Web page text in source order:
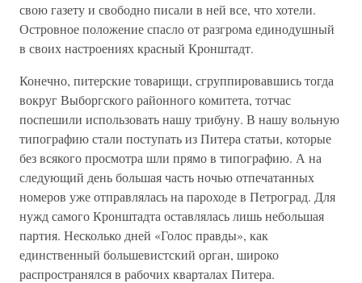
свою газету и свободно писали в ней все, что хотели.
Островное положение спасло от разгрома единодушный
в своих настроениях красный Кронштадт.
Конечно, питерские товарищи, сгруппировавшись тогда
вокруг Выборгского районного комитета, тотчас
поспешили использовать нашу трибуну. В нашу вольную
типографию стали поступать из Питера статьи, которые
без всякого просмотра шли прямо в типографию. А на
следующий день большая часть ночью отпечатанных
номеров уже отправлялась на пароходе в Петроград. Для
нужд самого Кронштадта оставлялась лишь небольшая
партия. Несколько дней «Голос правды», как
единственный большевистский орган, широко
распространялся в рабочих кварталах Питера.